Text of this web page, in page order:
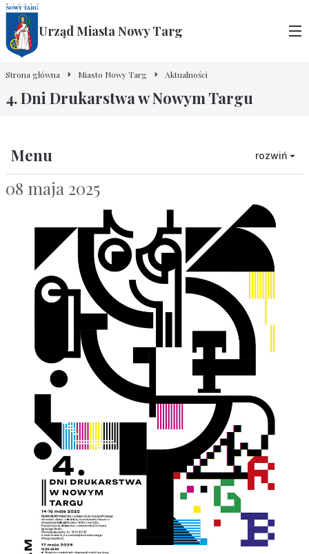
Urząd Miasta Nowy Targ
Strona główna Miasto Nowy Targ Aktualności
4. Dni Drukarstwa w Nowym Targu
Menu rozwiń
08 maja 2025